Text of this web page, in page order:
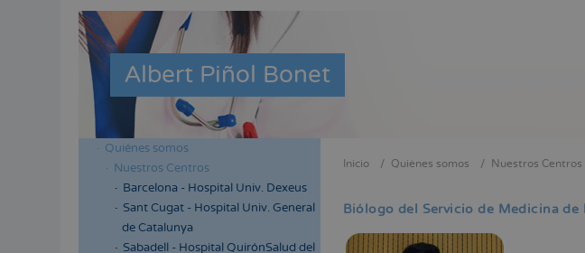
Albert Piñol Bonet
Menú
lateral
cabecera
Quiénes somos
Nuestros Centros
Barcelona - Hospital Univ. Dexeus
Sant Cugat - Hospital Univ. General
de Catalunya
Sabadell - Hospital QuirónSalud del
enlaces
ayuda
Inicio Quiénes somos Nuestros Centros
Biólogo del Servicio de Medicina de